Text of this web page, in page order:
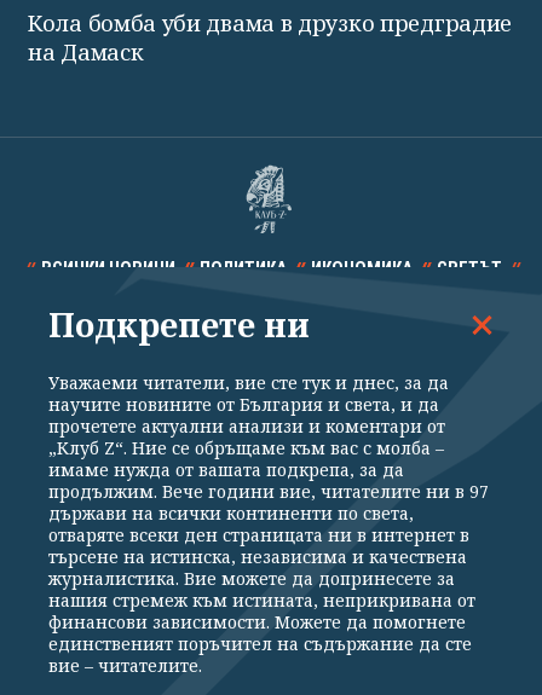
Кола бомба уби двама в друзко предградие
на Дамаск
ВСИЧКИ НОВИНИ ПОЛИТИКА ИКОНОМИКА СВЕТЪТ
СПОРТ КУЛТУРА ТЕХНОЛОГИИ КАЛЕЙДОСКОП
Общи условия
Политика за поверителност
Реклама
Партньори Контакти
За Клуб Z
Екип
Подкрепете ни
Издател на www.clubz.bg е „Клуб Зебра Медия“ ЕООД, София, ул. "Алеко
Константинов" 3. Всички права запазени 2026 „Клуб Зебра Медия“
Подкрепете ни
Уважаеми читатели, вие сте тук и днес, за да
научите новините от България и света, и да
прочетете актуални анализи и коментари от
„Клуб Z“. Ние се обръщаме към вас с молба –
имаме нужда от вашата подкрепа, за да
продължим. Вече години вие, читателите ни в 97
държави на всички континенти по света,
отваряте всеки ден страницата ни в интернет в
търсене на истинска, независима и качествена
журналистика. Вие можете да допринесете за
нашия стремеж към истината, неприкривана от
финансови зависимости. Можете да помогнете
единственият поръчител на съдържание да сте
вие – читателите.